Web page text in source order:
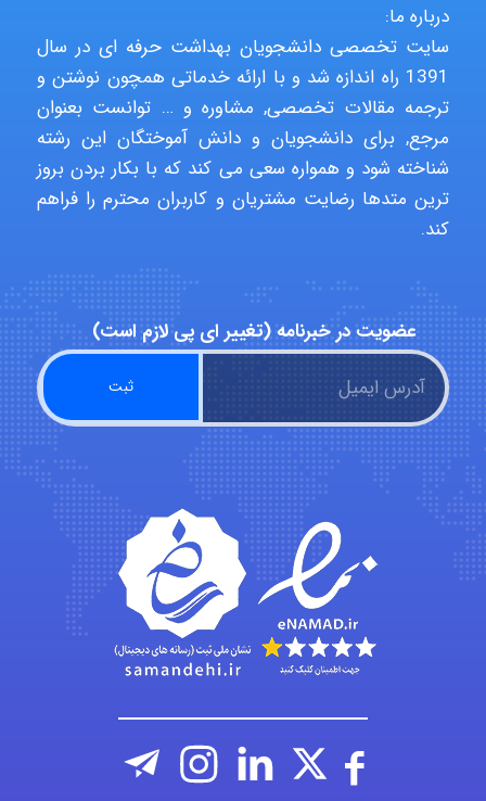
Poubakhtiari
Alirez0990
hosein abdolvand
Kati
emami
ehtesham
Iman Hosseini
درباره ما:
سایت تخصصی دانشجویان بهداشت حرفه ای در سال
1391 راه اندازه شد و با ارائه خدماتی همچون نوشتن و
ترجمه مقالات تخصصی, مشاوره و … توانست بعنوان
مرجع, برای دانشجویان و دانش آموختگان این رشته
شناخته شود و همواره سعی می کند که با بکار بردن بروز
ترین متدها رضایت مشتریان و کاربران محترم را فراهم
کند.
عضویت در خبرنامه (تغییر ای پی لازم است)